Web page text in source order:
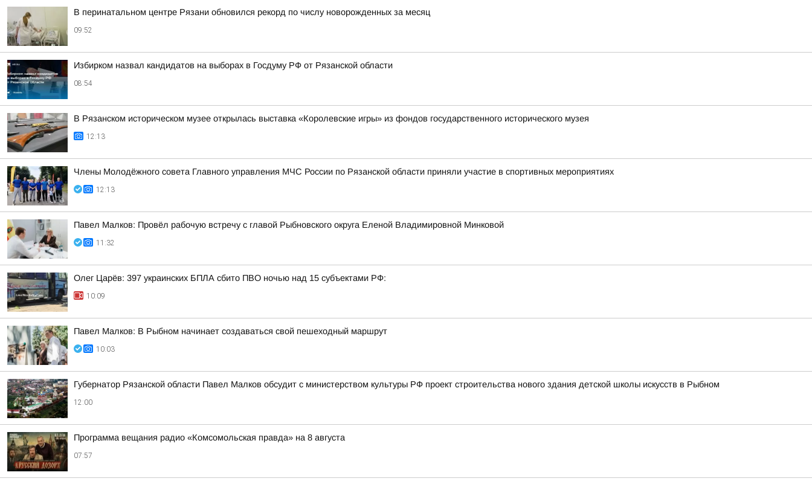
В перинатальном центре Рязани обновился рекорд по числу новорожденных за месяц
09:52
Избирком назвал кандидатов на выборах в Госдуму РФ от Рязанской области
08:54
В Рязанском историческом музее открылась выставка «Королевские игры» из фондов государственного исторического музея
12:13
Члены Молодёжного совета Главного управления МЧС России по Рязанской области приняли участие в спортивных мероприятиях
12:13
Павел Малков: Провёл рабочую встречу с главой Рыбновского округа Еленой Владимировной Минковой
11:32
Олег Царёв: 397 украинских БПЛА сбито ПВО ночью над 15 субъектами РФ:
10:09
Павел Малков: В Рыбном начинает создаваться свой пешеходный маршрут
10:03
Губернатор Рязанской области Павел Малков обсудит с министерством культуры РФ проект строительства нового здания детской школы искусств в Рыбном
12:00
Программа вещания радио «Комсомольская правда» на 8 августа
07:57